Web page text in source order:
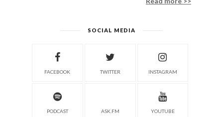
SOCIAL MEDIA
FACEBOOK TWITTER INSTAGRAM
PODCAST ASK.FM YOUTUBE